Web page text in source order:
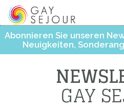
Abonnieren Sie unseren
Neuigkeiten,
GAY